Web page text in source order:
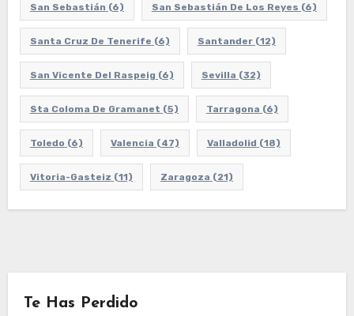
San Sebastián (6) San Sebastián De Los Reyes (6)
Santa Cruz De Tenerife (6) Santander(12)
San Vicente Del Raspeig (6) Sevilla (32)
Sta Coloma De Gramanet (5) Tarragona (6)
Toledo (6) Valencia (47) Valladolid (18)
Vitoria-Gasteiz (11) Zaragoza (21)
Te Has Perdido